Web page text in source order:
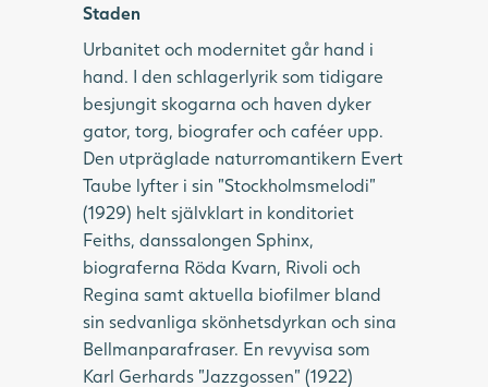
Staden
Urbanitet och modernitet går hand i
hand. I den schlagerlyrik som tidigare
besjungit skogarna och haven dyker
gator, torg, biografer och caféer upp.
Den utpräglade naturromantikern Evert
Taube lyfter i sin ”Stockholmsmelodi”
(1929) helt självklart in konditoriet
Feiths, danssalongen Sphinx,
biograferna Röda Kvarn, Rivoli och
Regina samt aktuella biofilmer bland
sin sedvanliga skönhetsdyrkan och sina
Bellmanparafraser. En revyvisa som
Karl Gerhards ”Jazzgossen” (1922)